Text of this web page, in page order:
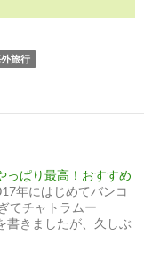
旅行
っぱり最高！おすすめ
年にはじめてバンコ
てチャトラムー
書きましたが、久しぶ